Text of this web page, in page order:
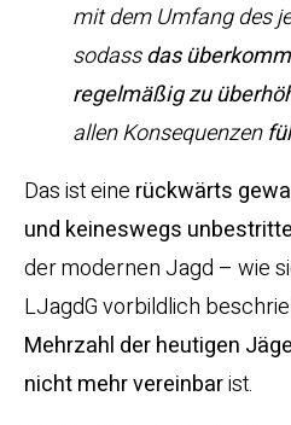
mit dem Umfang des
sodassdas
regelmäßig zu
allen Konsequenzen
Das ist eine rückwärts
und keineswegs
der modernen Jagd – wie
LJagdG vorbildlich
Mehrzahl der heutigen
nicht mehr vereinbarist.